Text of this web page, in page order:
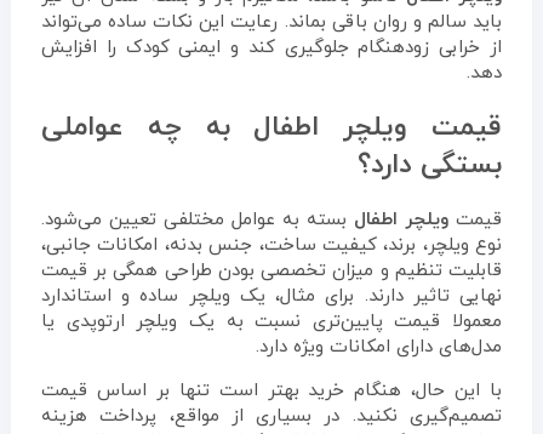
باید سالم و روان باقی بماند. رعایت این نکات ساده می‌تواند
از خرابی زودهنگام جلوگیری کند و ایمنی کودک را افزایش
دهد.
قیمت ویلچر اطفال به چه عواملی
بستگی دارد؟
قیمت ویلچر اطفال بسته به عوامل مختلفی تعیین می‌شود.
نوع ویلچر، برند، کیفیت ساخت، جنس بدنه، امکانات جانبی،
قابلیت تنظیم و میزان تخصصی بودن طراحی همگی بر قیمت
نهایی تاثیر دارند. برای مثال، یک ویلچر ساده و استاندارد
معمولا قیمت پایین‌تری نسبت به یک ویلچر ارتوپدی یا
مدل‌های دارای امکانات ویژه دارد.
با این حال، هنگام خرید بهتر است تنها بر اساس قیمت
تصمیم‌گیری نکنید. در بسیاری از مواقع، پرداخت هزینه